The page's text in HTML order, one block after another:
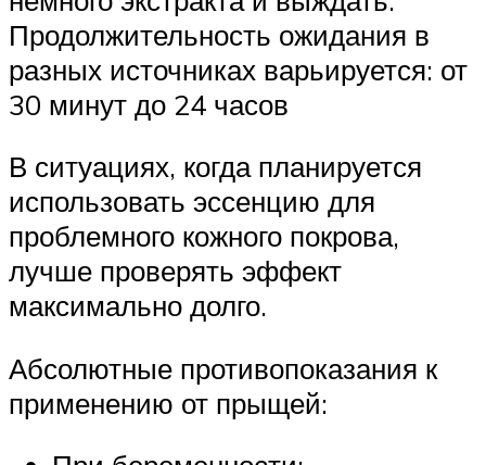
Продолжительность ожидания в
разных источниках варьируется: от
30 минут до 24 часов
В ситуациях, когда планируется
использовать эссенцию для
проблемного кожного покрова,
лучше проверять эффект
максимально долго.
Абсолютные противопоказания к
применению от прыщей: